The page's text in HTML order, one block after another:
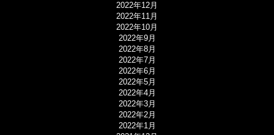
2022年12月
2022年11月
2022年10月
2022年9月
2022年8月
2022年7月
2022年6月
2022年5月
2022年4月
2022年3月
2022年2月
2022年1月